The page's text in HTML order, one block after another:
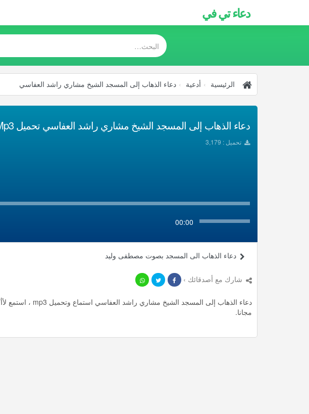
دعاء تي في
الرئيسية أدعية دعاء الذهاب إلى المسجد الشيخ مشاري راشد العفاسي
دعاء الذهاب إلى المسجد الشيخ مشاري راشد العفاسي تحميل Mp3
تحميل : 3,179
00:00
دعاء الذهاب الى المسجد بصوت مصطفى وليد
شارك مع أصدقائك ›
مجانا.